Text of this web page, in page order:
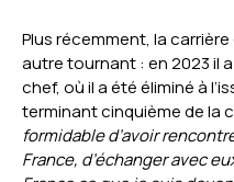
Plus récemment, la carrière
autre tournant : en 2023 il
chef, où il a été éliminé à
terminant cinquième de la
formidable d’avoir
France, d’échanger avec